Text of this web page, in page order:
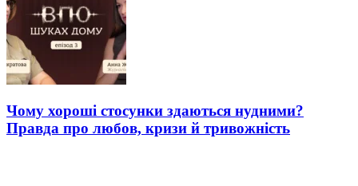
Чому хороші стосунки здаються нудними?
Правда про любов, кризи й тривожність